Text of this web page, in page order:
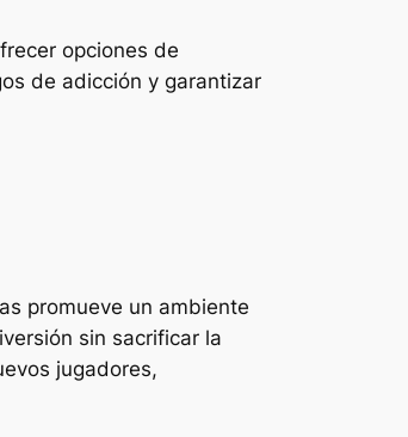
opciones de
de adicción y garantizar
promueve un ambiente
sin sacrificar la
jugadores,